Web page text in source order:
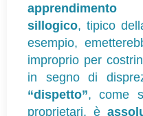
apprendimento
sillogico, tipico
esempio,
improprio per
in segno di
“dispetto”, come
proprietari, è